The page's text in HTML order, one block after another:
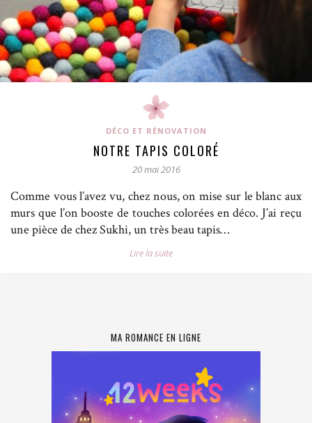
DÉCO ET RÉNOVATION
NOTRE TAPIS COLORÉ
20 mai 2016
Comme vous l’avez vu, chez nous, on mise sur le blanc aux
murs que l’on booste de touches colorées en déco. J’ai reçu
une pièce de chez Sukhi, un très beau tapis…
Lire la suite
MA ROMANCE EN LIGNE